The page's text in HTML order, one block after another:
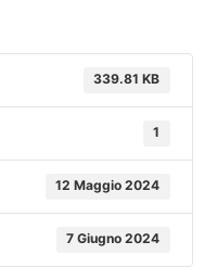
339.81 KB
1
12 Maggio 2024
7 Giugno 2024